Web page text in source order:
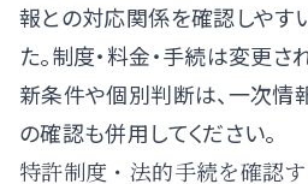
報との対応関係を確認しやす
た。制度・料金・手続は変更さ
新条件や個別判断は、一次
の確認も併用してください。
特許制度・法的手続を確認